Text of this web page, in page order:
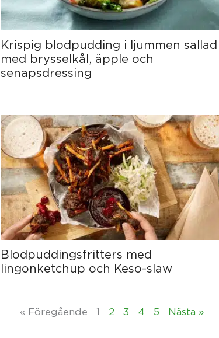
Krispig blodpudding i ljummen sallad
med brysselkål, äpple och
senapsdressing
Blodpuddingsfritters med
lingonketchup och Keso-slaw
« Föregående 1 2 3 4 5 Nästa »